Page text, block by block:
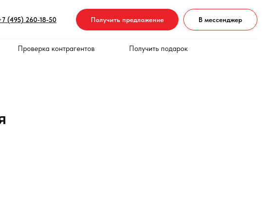
(495) 260-18-50 Получить предложение В мессенджер
Проверка контрагентов
Получить подарок